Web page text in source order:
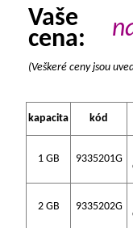
Vaše
cena:
(Veškeré ceny jsou
kapacita kód
1 GB 9335201G
2 GB 9335202G